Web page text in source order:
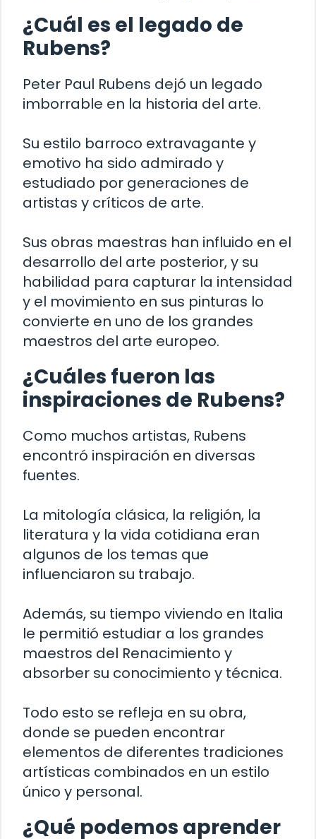
¿Cuál es el legado de
Rubens?
Peter Paul Rubens dejó un legado
imborrable en la historia del arte.
Su estilo barroco extravagante y
emotivo ha sido admirado y
estudiado por generaciones de
artistas y críticos de arte.
Sus obras maestras han influido en el
desarrollo del arte posterior, y su
habilidad para capturar la intensidad
y el movimiento en sus pinturas lo
convierte en uno de los grandes
maestros del arte europeo.
¿Cuáles fueron las
inspiraciones de Rubens?
Como muchos artistas, Rubens
encontró inspiración en diversas
fuentes.
La mitología clásica, la religión, la
literatura y la vida cotidiana eran
algunos de los temas que
influenciaron su trabajo.
Además, su tiempo viviendo en Italia
le permitió estudiar a los grandes
maestros del Renacimiento y
absorber su conocimiento y técnica.
Todo esto se refleja en su obra,
donde se pueden encontrar
elementos de diferentes tradiciones
artísticas combinados en un estilo
único y personal.
¿Qué podemos aprender